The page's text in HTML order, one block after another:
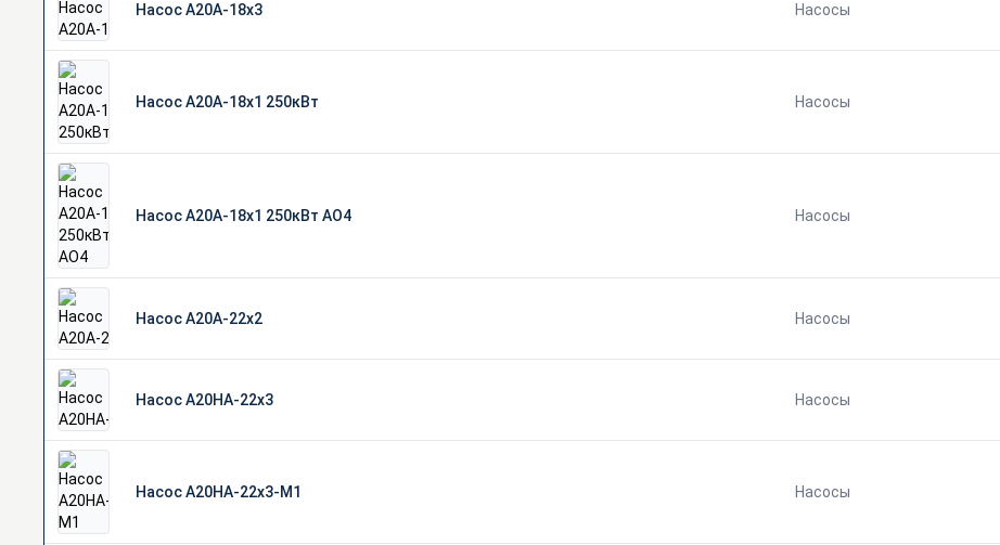
Насос А20А-18х3 Насосы
Насос А20А-18х1 250кВт Насосы
Насос А20А-18х1 250кВт АО4 Насосы
Насос А20А-22х2 Насосы
Насос А20НА-22х3 Насосы
Насос А20НА-22х3-М1 Насосы